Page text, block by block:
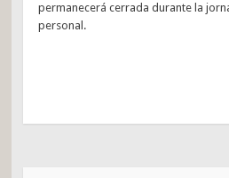
permanecerá cerrada durante la
personal.